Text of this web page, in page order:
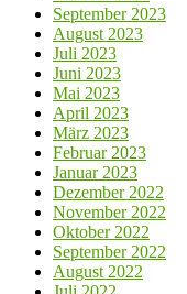
September 2023
August 2023
Juli 2023
Juni 2023
Mai 2023
April 2023
März 2023
Februar 2023
Januar 2023
Dezember 2022
November 2022
Oktober 2022
September 2022
August 2022